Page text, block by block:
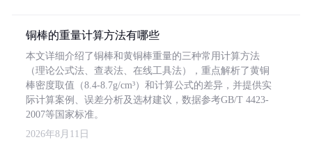
铜棒的重量计算方法有哪些
本文详细介绍了铜棒和黄铜棒重量的三种常用计算方法
（理论公式法、查表法、在线工具法），重点解析了黄铜
棒密度取值（8.4-8.7g/cm³）和计算公式的差异，并提供实
际计算案例、误差分析及选材建议，数据参考GB/T 4423-
2007等国家标准。
2026年8月11日